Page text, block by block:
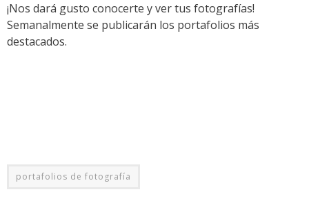
¡Nos dará gusto conocerte y ver tus fotografías!
Semanalmente se publicarán los portafolios más
destacados.
portafolios de fotografía